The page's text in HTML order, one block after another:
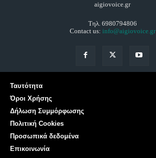
aigiovoice.gr
Τηλ. 6980794806
Contact us: info@aigiovoice.gr
Ταυτότητα
Όροι Χρήσης
Δήλωση Συμμόρφωσης
Πολιτική Cookies
Προσωπικά δεδομένα
Επικοινωνία